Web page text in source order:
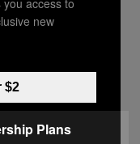
φακό ενός
είναι μια
μπορεί να
ότι τις
τη σάρκα
new
$2
Plans